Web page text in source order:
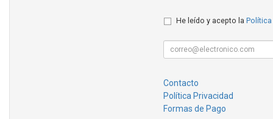
He leído y acepto la Política
Contacto
Política Privacidad
Formas de Pago